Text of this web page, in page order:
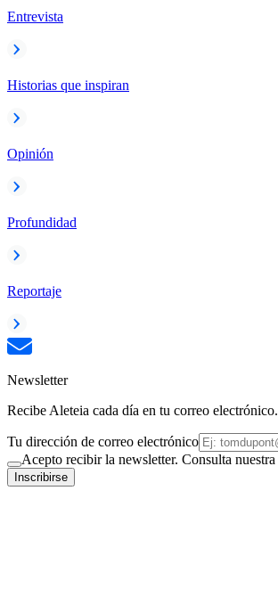
Entrevista
Historias que inspiran
Opinión
Profundidad
Reportaje
Newsletter
Recibe Aleteia cada día en tu correo electrónico.
Tu dirección de correo electrónico
Acepto recibir la newsletter. Consulta nuestra
Inscribirse